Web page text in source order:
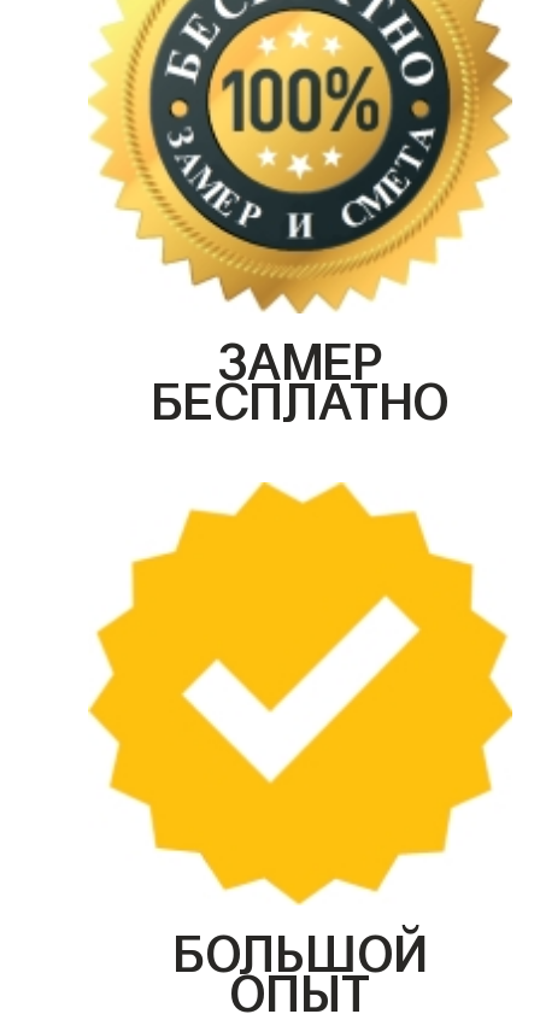
ЗАМЕР
БЕСПЛАТНО
БОЛЬШОЙ
ОПЫТ